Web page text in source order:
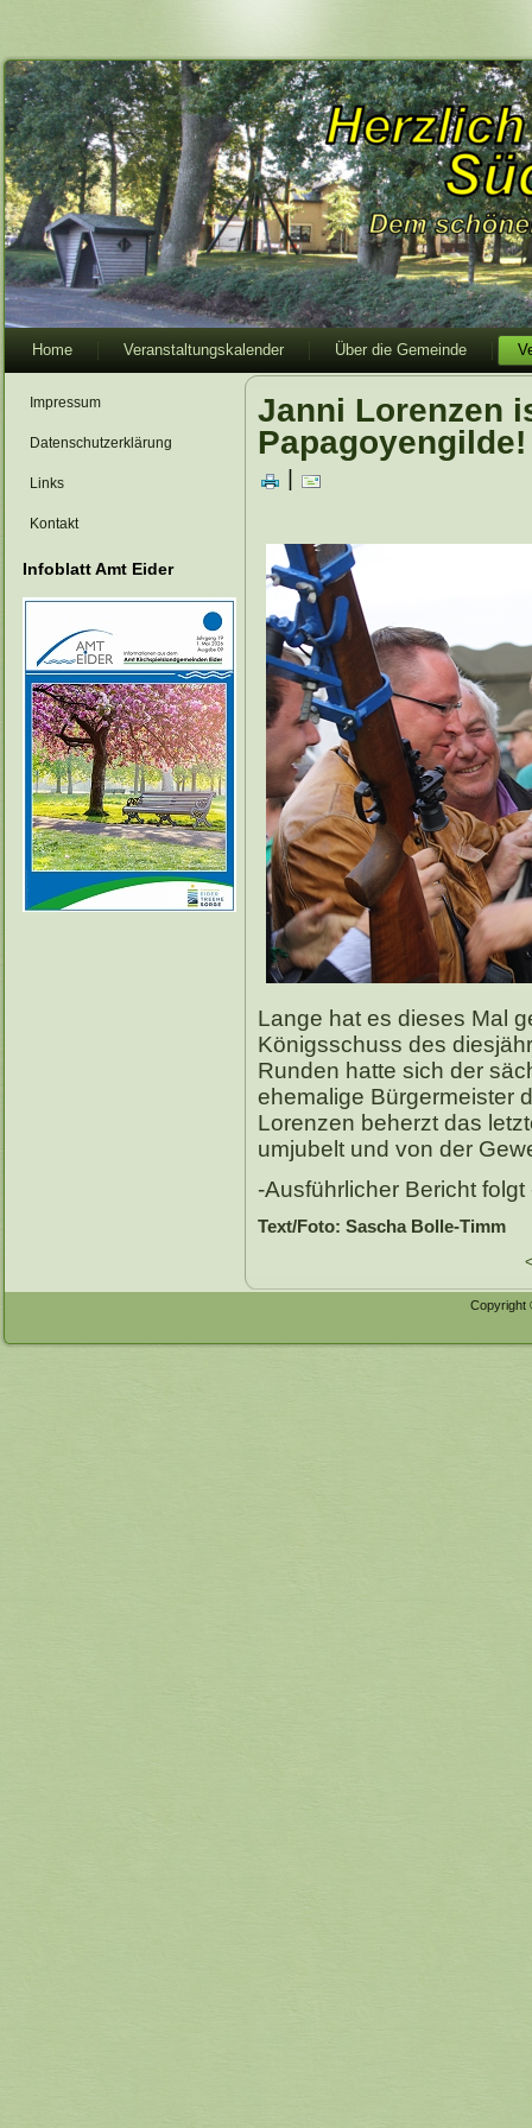
Home Veranstaltungskalender Über die Gemeinde
Impressum
Datenschutzerklärung
Links
Kontakt
Infoblatt Amt Eider
Janni Lorenzen
Papagoyengilde!
Lange hat es dieses Mal
Königsschuss des
Runden hatte sich der
ehemalige Bürgermeister
Lorenzen beherzt das
umjubelt und von der
-Ausführlicher Bericht folgt
Text/Foto: Sascha Bolle-Timm
Copyright